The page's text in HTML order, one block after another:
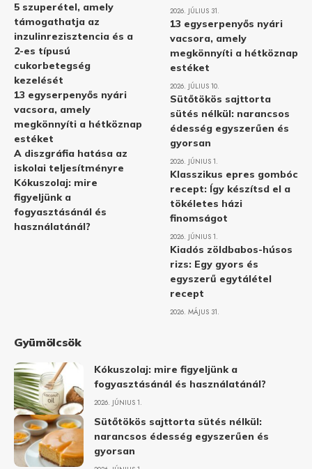
5 szuperétel, amely
támogathatja az
inzulinrezisztencia és a
2-es típusú
cukorbetegség
kezelését
13 egyserpenyős nyári
vacsora, amely
megkönnyíti a hétköznap
estéket
A diszgráfia hatása az
iskolai teljesítményre
Kókuszolaj: mire
figyeljünk a
fogyasztásánál és
használatánál?
2026. JÚLIUS 31.
13 egyserpenyős nyári
vacsora, amely
megkönnyíti a hétköznap
estéket
2026. JÚLIUS 10.
Sütőtökös sajttorta
sütés nélkül: narancsos
édesség egyszerűen és
gyorsan
2026. JÚNIUS 1.
Klasszikus epres gombóc
recept: Így készítsd el a
tökéletes házi
finomságot
2026. JÚNIUS 1.
Kiadós zöldbabos-húsos
rizs: Egy gyors és
egyszerű egytálétel
recept
2026. MÁJUS 31.
Gyümölcsök
Kókuszolaj: mire figyeljünk a
fogyasztásánál és használatánál?
2026. JÚNIUS 1.
Sütőtökös sajttorta sütés nélkül:
narancsos édesség egyszerűen és
gyorsan